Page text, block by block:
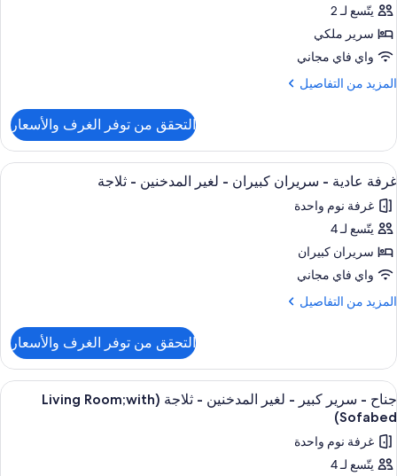
المدخنين
-
غرفة
عادية
-
سرير
ملكي
لغير
المدخنين
-
ثلاجة
يتّسع لـ 2
سرير ملكي
واي فاي مجاني
المزيد من التفاصيل
المزيد
غرفة
عادية
-
سرير
ملكي
المدخنين
-
التحقق من توفر الغرف والأسعار
استعراض
جميع
صور
غرفة
عادية
-
سريران
كبيران
لغير
المدخنين
-
ثلاجة
مكتب وستائر تعتيم ومكواة/لوح كي
7
غرفة عادية - سريران كبيران - لغير المدخنين - ثلاجة
غرفة نوم واحدة
يتّسع لـ 4
سريران كبيران
واي فاي مجاني
المزيد من التفاصيل
المزيد
غرفة
عادية
-
سريران
لغير
التحقق من توفر الغرف والأسعار
استعراض
جميع
صور
جناح
-
مكتب وستائر تعتيم ومكواة/لوح كي
5
جناح - سرير كبير - لغير المدخنين - ثلاجة (Living Room;with
Sofabed)
غرفة نوم واحدة
يتّسع لـ 4